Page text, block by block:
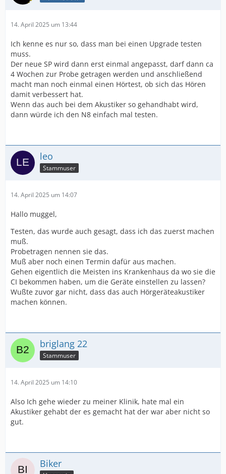
14. April 2025 um 13:44
Ich kenne es nur so, dass man bei einen Upgrade testen
muss.
Der neue SP wird dann erst einmal angepasst, darf dann ca
4 Wochen zur Probe getragen werden und anschließend
macht man noch einmal einen Hörtest, ob sich das Hören
damit verbessert hat.
Wenn das auch bei dem Akustiker so gehandhabt wird,
dann würde ich den N8 einfach mal testen.
leo
Stammuser
14. April 2025 um 14:07
Hallo muggel,
Testen, das wurde auch gesagt, dass ich das zuerst machen
muß.
Probetragen nennen sie das.
Muß aber noch einen Termin dafür aus machen.
Gehen eigentlich die Meisten ins Krankenhaus da wo sie die
CI bekommen haben, um die Geräte einstellen zu lassen?
Wußte zuvor gar nicht, dass das auch Hörgeräteakustiker
machen können.
briglang 22
Stammuser
14. April 2025 um 14:10
Also Ich gehe wieder zu meiner Klinik, hate mal ein
Akustiker gehabt der es gemacht hat der war aber nicht so
gut.
Biker